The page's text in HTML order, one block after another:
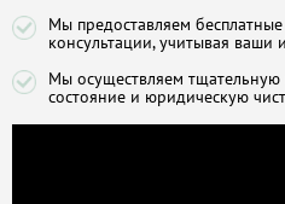
Мы предоставляем
консультации, учитывая ваши
Мы осуществляем тщательную
состояние и юридическую